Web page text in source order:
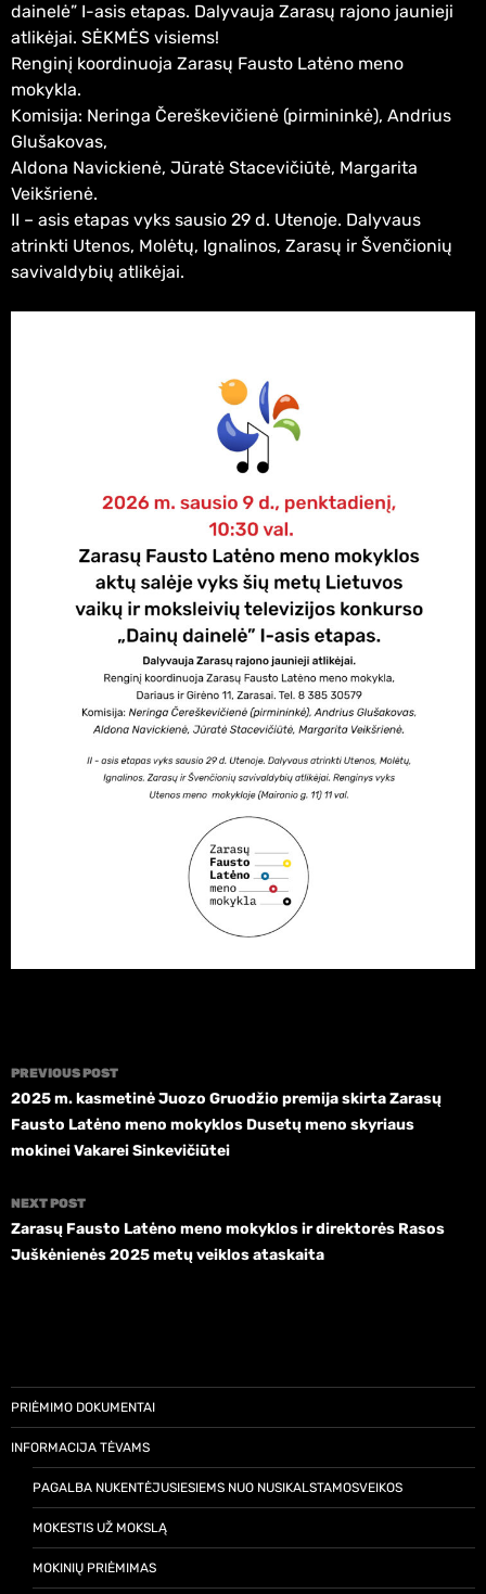
dainelė” I-asis etapas. Dalyvauja Zarasų rajono jaunieji
atlikėjai. SĖKMĖS visiems!
Renginį koordinuoja Zarasų Fausto Latėno meno
mokykla.
Komisija: Neringa Čereškevičienė (pirmininkė), Andrius
Glušakovas,
Aldona Navickienė, Jūratė Stacevičiūtė, Margarita
Veikšrienė.
II – asis etapas vyks sausio 29 d. Utenoje. Dalyvaus
atrinkti Utenos, Molėtų, Ignalinos, Zarasų ir Švenčionių
savivaldybių atlikėjai.
Post
navigation
PREVIOUS POST
2025 m. kasmetinė Juozo Gruodžio premija skirta Zarasų
Fausto Latėno meno mokyklos Dusetų meno skyriaus
mokinei Vakarei Sinkevičiūtei
NEXT POST
Zarasų Fausto Latėno meno mokyklos ir direktorės Rasos
Juškėnienės 2025 metų veiklos ataskaita
PRIĖMIMO DOKUMENTAI
INFORMACIJA TĖVAMS
PAGALBA NUKENTĖJUSIESIEMS NUO NUSIKALSTAMOSVEIKOS
MOKESTIS UŽ MOKSLĄ
MOKINIŲ PRIĖMIMAS